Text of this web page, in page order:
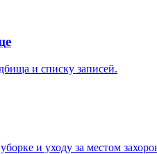
и списку записей.
и уходу за местом